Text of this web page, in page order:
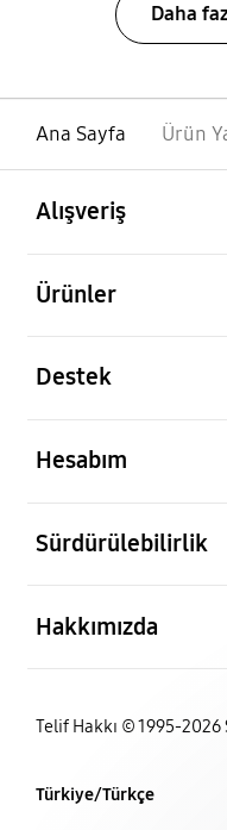
Daha
Ana Sayfa Ürün
Alışveriş
Ürünler
Destek
Hesabım
Sürdürülebilirlik
Hakkımızda
Telif Hakkı © 1995-2026
Türkiye/Türkçe